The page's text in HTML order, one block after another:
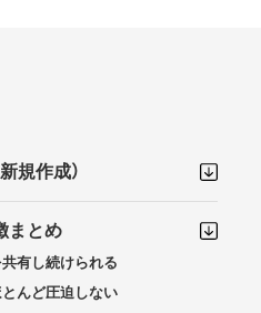
規作成）
まとめ
有し続けられる
んど圧迫しない